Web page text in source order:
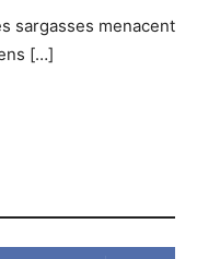
sargasses menacent
[…]